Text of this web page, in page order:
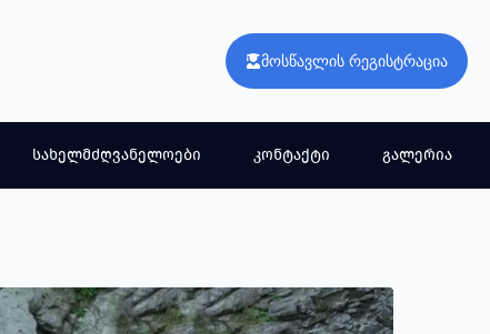
მოსწავლის რეგისტრაცია
სახელმძღვანელოები კონტაქტი გალერია